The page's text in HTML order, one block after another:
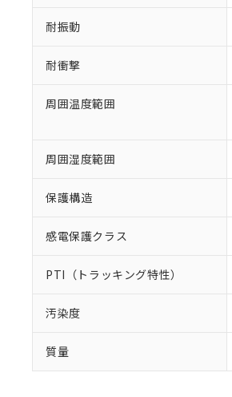
耐振動
耐衝撃
周囲温度範囲
周囲湿度範囲
保護構造
感電保護クラス
PTI（トラッキング特性）
汚染度
質量